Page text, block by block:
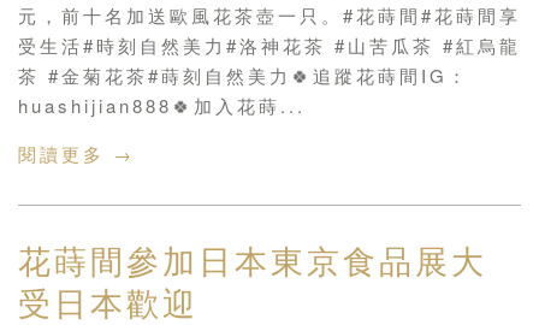
元，前十名加送歐風花茶壺一只。#花蒔間#花蒔間享
受生活#時刻自然美力#洛神花茶 #山苦瓜茶 #紅烏龍
茶 #金菊花茶#蒔刻自然美力🍀追蹤花蒔間IG：
huashijian888🍀加入花蒔...
閱讀更多 →
花蒔間參加日本東京食品展大
受日本歡迎